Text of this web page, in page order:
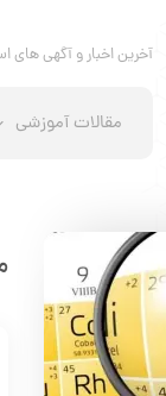
آخرین اخبار و آگهی های
مقالات آموزشی